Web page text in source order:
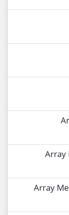
Array
Array